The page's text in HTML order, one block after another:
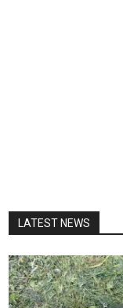
LATEST NEWS